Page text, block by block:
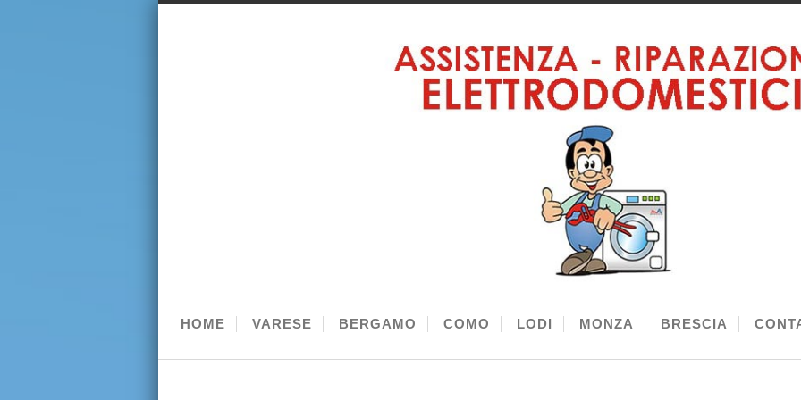
HOME VARESE BERGAMO COMO LODI MONZA BRESCIA